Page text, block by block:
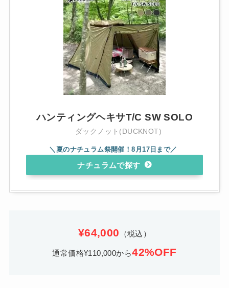
ハンティングヘキサT/C SW SOLO
ダックノット(DUCKNOT)
ナチュラム
¥64,000 （税込）
通常価格¥110,000から42%OFF